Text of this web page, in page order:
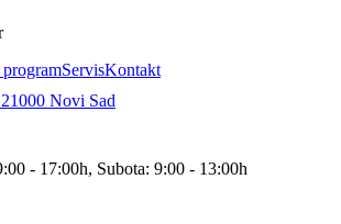
ServisKontakt
Novi Sad
- 17:00h, Subota: 9:00 - 13:00h